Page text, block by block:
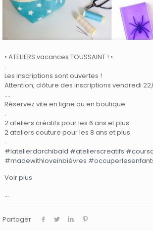
• ATELIERS vacances TOUSSAINT ! •
.
Les inscriptions sont ouvertes !
Attention, clôture des inscriptions vendredi 22/
.…
Réservez vite en ligne ou en boutique.
.
2 ateliers créatifs pour les 6 ans et plus
2 ateliers couture pour les 8 ans et plus
.
#latelierdarchibald #atelierscreatifs
#madewithloveinbièvres
Voir plus
…
Partager